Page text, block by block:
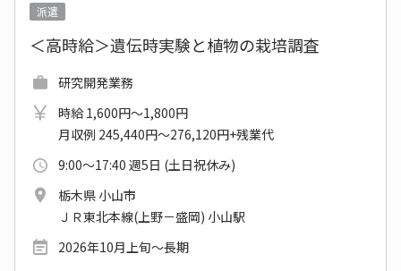
派遣
＜高時給＞遺伝時実験と植物の栽培調査
研究開発業務
時給 1,600円～1,800円
月収例 245,440円～276,120円+残業代
9:00～17:40 週5日 (土日祝休み)
栃木県 小山市
ＪＲ東北本線(上野－盛岡) 小山駅
2026年10月上旬～長期